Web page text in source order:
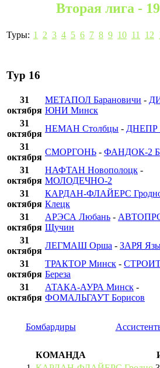
Вторая лига -
Туры: 1 2 3 4 5 6 7 8 9 10 11 12
Тур 16
31
октября
МЕТАПОЛ Барановичи -
ЮНИ Минск
31
октября
НЕМАН Столбцы - ДНЕПР
31
октября
СМОРГОНЬ - ФАНДОК-2
31
октября
НАФТАН Новополоцк -
МОЛОДЕЧНО-2
31
октября
КАРДАН-ФЛАЙЕРС
Клецк
31
октября
АРЭСА Любань -
Щучин
31
октября
ЛЕГМАШ Орша - ЗАРЯ
31
октября
ТРАКТОР Минск -
Береза
31
октября
АТАКА-АУРА Минск -
ФОМАЛЬГАУТ Борисов
Бомбардиры
КОМАНДА